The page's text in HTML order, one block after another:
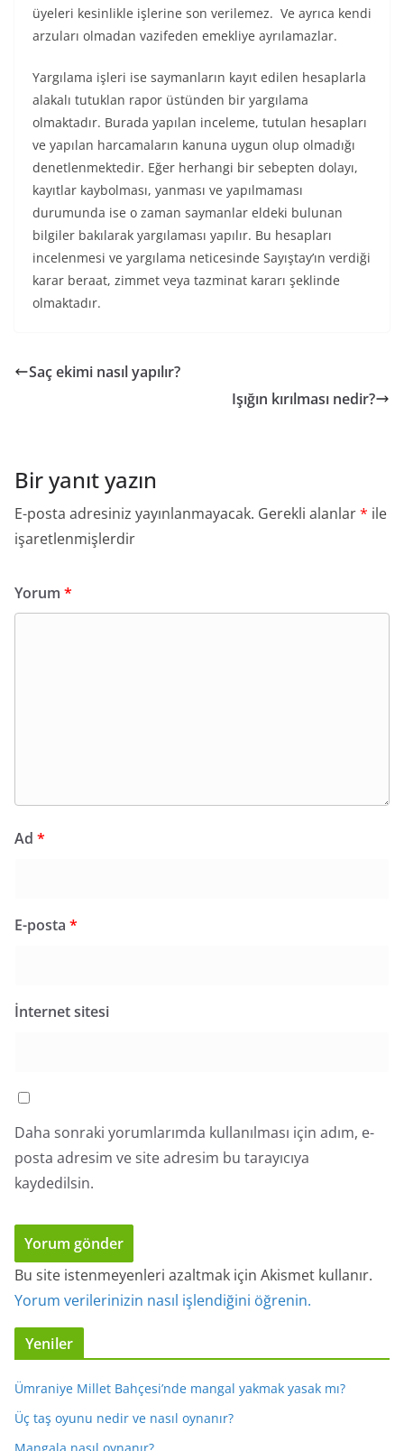
üyeleri kesinlikle işlerine son verilemez. Ve ayrıca kendi
arzuları olmadan vazifeden emekliye ayrılamazlar.
Yargılama işleri ise saymanların kayıt edilen hesaplarla
alakalı tutuklan rapor üstünden bir yargılama
olmaktadır. Burada yapılan inceleme, tutulan hesapları
ve yapılan harcamaların kanuna uygun olup olmadığı
denetlenmektedir. Eğer herhangi bir sebepten dolayı,
kayıtlar kaybolması, yanması ve yapılmaması
durumunda ise o zaman saymanlar eldeki bulunan
bilgiler bakılarak yargılaması yapılır. Bu hesapları
incelenmesi ve yargılama neticesinde Sayıştay’ın verdiği
karar beraat, zimmet veya tazminat kararı şeklinde
olmaktadır.
Saç ekimi nasıl yapılır?
Işığın kırılması nedir?
Bir yanıt yazın
E-posta adresiniz yayınlanmayacak. Gerekli alanlar* ile
işaretlenmişlerdir
Yorum *
Ad *
E-posta *
İnternet sitesi
Daha sonraki yorumlarımda kullanılması için adım, e-
posta adresim ve site adresim bu tarayıcıya
kaydedilsin.
Bu site istenmeyenleri azaltmak için Akismet kullanır.
Yorum verilerinizin nasıl işlendiğini öğrenin.
Yeniler
Ümraniye Millet Bahçesi’nde mangal yakmak yasak mı?
Üç taş oyunu nedir ve nasıl oynanır?